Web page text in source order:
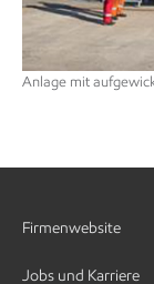
Anlage mit
Firmenwebsite
Jobs und Karriere